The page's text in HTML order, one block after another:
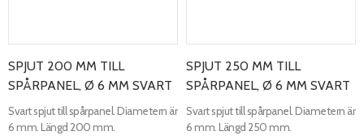
SPJUT 200 MM TILL
SPÅRPANEL, Ø 6 MM SVART
Svart spjut till spårpanel. Diametern är
6 mm. Längd 200 mm.
SPJUT 250 MM TILL
SPÅRPANEL, Ø 6 MM SVART
Svart spjut till spårpanel. Diametern är
6 mm. Längd 250 mm.